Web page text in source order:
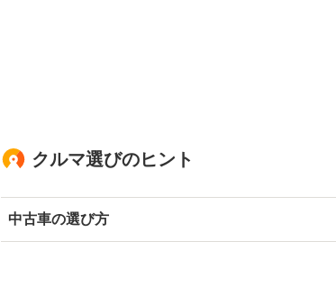
クルマ選びのヒント
中古車の選び方